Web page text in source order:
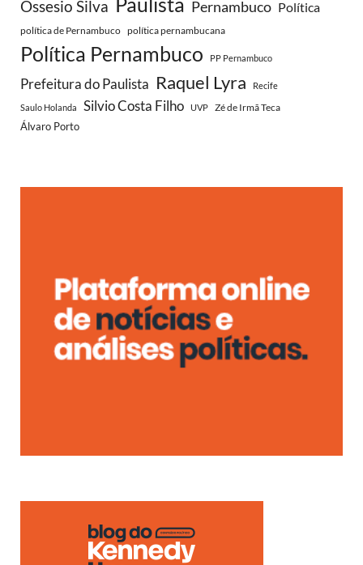
Ossesio Silva Pernambuco Política
política de Pernambuco política pernambucana
Política Pernambuco PP Pernambuco
Prefeitura do Paulista Raquel Lyra Recife
Saulo Holanda Silvio Costa Filho UVP
Zé de Irmã Teca
Álvaro Porto